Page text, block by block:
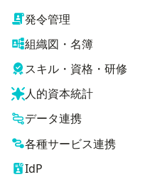
発令管理
組織図・名簿
スキル・資格・研修
人的資本統計
データ連携
各種サービス連携
IdP